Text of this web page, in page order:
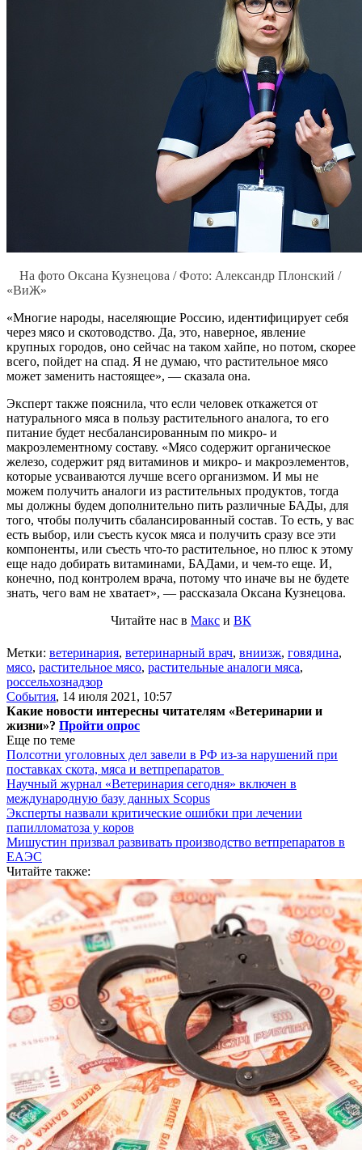
На фото Оксана Кузнецова / Фото: Александр Плонский /
«ВиЖ»
«Многие народы, населяющие Россию, идентифицирует себя
через мясо и скотоводство. Да, это, наверное, явление
крупных городов, оно сейчас на таком хайпе, но потом, скорее
всего, пойдет на спад. Я не думаю, что растительное мясо
может заменить настоящее», — сказала она.
Эксперт также пояснила, что если человек откажется от
натурального мяса в пользу растительного аналога, то его
питание будет несбалансированным по микро- и
макроэлементному составу. «Мясо содержит органическое
железо, содержит ряд витаминов и микро- и макроэлементов,
которые усваиваются лучше всего организмом. И мы не
можем получить аналоги из растительных продуктов, тогда
мы должны будем дополнительно пить различные БАДы, для
того, чтобы получить сбалансированный состав. То есть, у вас
есть выбор, или съесть кусок мяса и получить сразу все эти
компоненты, или съесть что-то растительное, но плюс к этому
еще надо добирать витаминами, БАДами, и чем-то еще. И,
конечно, под контролем врача, потому что иначе вы не будете
знать, чего вам не хватает», — рассказала Оксана Кузнецова.
Читайте нас в Макс и ВК
Метки: ветеринария, ветеринарный врач, вниизж, говядина,
мясо, растительное мясо, растительные аналоги мяса,
россельхознадзор
События, 14 июля 2021, 10:57
Какие новости интересны читателям «Ветеринарии и
жизни»? Пройти опрос
Еще по теме
Полсотни уголовных дел завели в РФ из-за нарушений при
поставках скота, мяса и ветпрепаратов
Научный журнал «Ветеринария сегодня» включен в
международную базу данных Scopus
Эксперты назвали критические ошибки при лечении
папилломатоза у коров
Мишустин призвал развивать производство ветпрепаратов в
ЕАЭС
Читайте также: